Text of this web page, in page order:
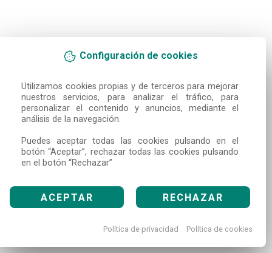
Configuración de cookies
Utilizamos cookies propias y de terceros para mejorar
nuestros servicios, para analizar el tráfico, para
personalizar el contenido y anuncios, mediante el
análisis de la navegación.
Puedes aceptar todas las cookies pulsando en el
botón “Aceptar”, rechazar todas las cookies pulsando
en el botón “Rechazar”
ACEPTAR RECHAZAR
Política de privacidad Política de cookies